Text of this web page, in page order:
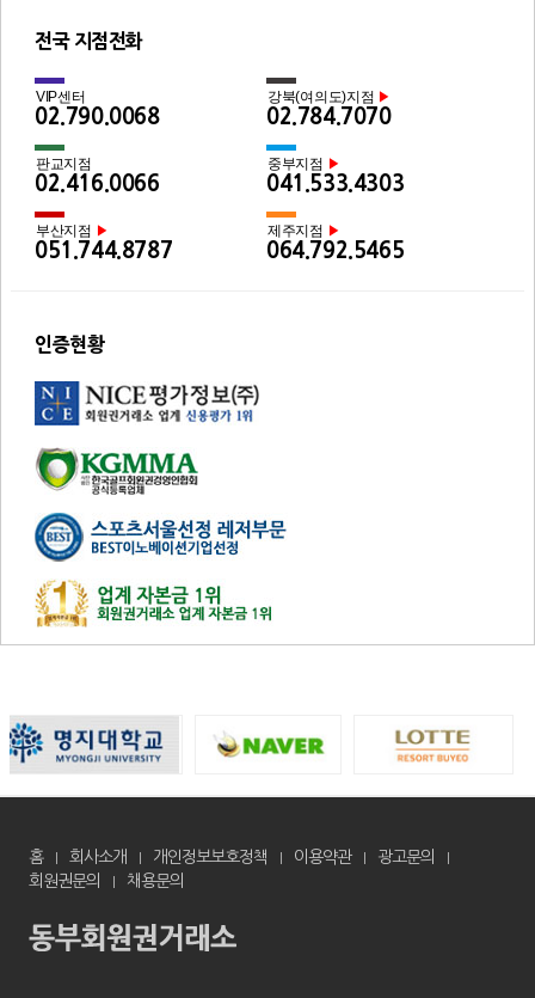
전국 지점전화
VIP센터
02.790.0068
강북(여의도)지점 ▶
02.784.7070
판교지점
02.416.0066
중부지점 ▶
041.533.4303
부산지점 ▶
051.744.8787
제주지점 ▶
064.792.5465
인증현황
홈 회사소개 개인정보보호정책 이용약관
광고문의
회원권문의
채용문의